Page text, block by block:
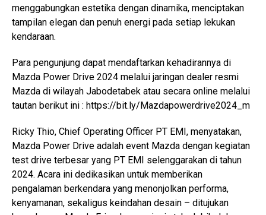
menggabungkan estetika dengan dinamika, menciptakan
tampilan elegan dan penuh energi pada setiap lekukan
kendaraan.
Para pengunjung dapat mendaftarkan kehadirannya di
Mazda Power Drive 2024 melalui jaringan dealer resmi
Mazda di wilayah Jabodetabek atau secara online melalui
tautan berikut ini : https://bit.ly/Mazdapowerdrive2024_m
Ricky Thio, Chief Operating Officer PT EMI, menyatakan,
Mazda Power Drive adalah event Mazda dengan kegiatan
test drive terbesar yang PT EMI selenggarakan di tahun
2024. Acara ini dedikasikan untuk memberikan
pengalaman berkendara yang menonjolkan performa,
kenyamanan, sekaligus keindahan desain – ditujukan